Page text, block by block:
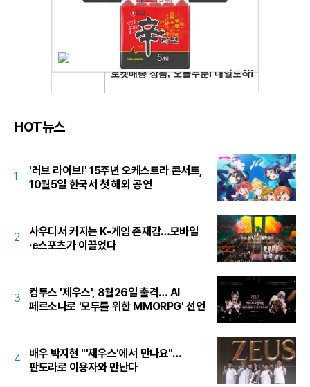
HOT뉴스
1
'러브 라이브!' 15주년 오케스트라 콘서트,
10월5일 한국서 첫 해외 공연
2
사우디서 커지는 K-게임 존재감…모바일
·e스포츠가 이끌었다
3
컴투스 '제우스', 8월26일 출격… AI
페르소나로 '모두를 위한 MMORPG' 선언
4
배우 박지현 "'제우스'에서 만나요"…
판도라로 이용자와 만난다